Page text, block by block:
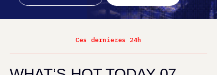
Ces dernieres 24h